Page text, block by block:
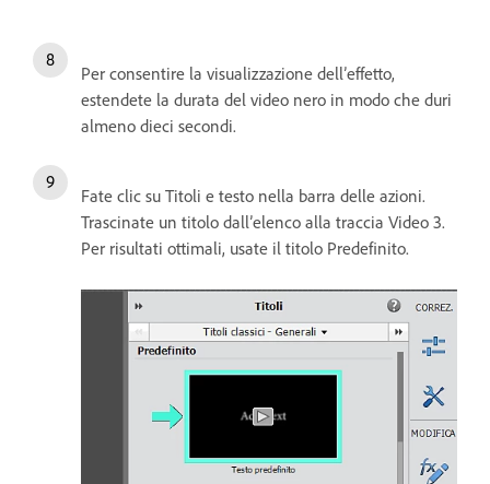
Per consentire la visualizzazione dell’effetto,
estendete la durata del video nero in modo che duri
almeno dieci secondi.
Fate clic su Titoli e testo nella barra delle azioni.
Trascinate un titolo dall’elenco alla traccia Video 3.
Per risultati ottimali, usate il titolo Predefinito.